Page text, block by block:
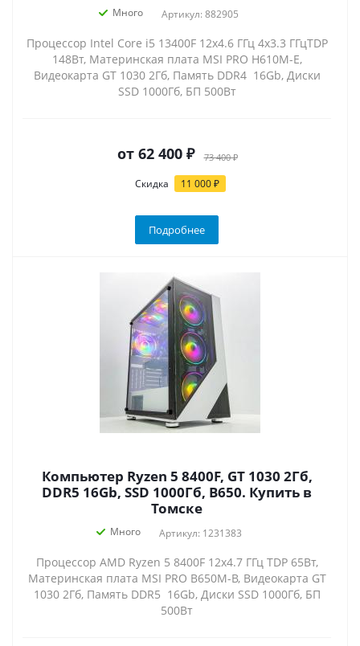
Много Артикул: 882905
Процессор Intel Core i5 13400F 12x4.6 ГГц 4x3.3 ГГцTDP
148Вт, Материнская плата MSI PRO H610M-E,
Видеокарта GT 1030 2Гб, Память DDR4 16Gb, Диски
SSD 1000Гб, БП 500Вт
от 62 400 ₽ 73 400 ₽
Скидка 11 000 ₽
Подробнее
Компьютер Ryzen 5 8400F, GT 1030 2Гб,
DDR5 16Gb, SSD 1000Гб, B650. Купить в
Томске
Много Артикул: 1231383
Процессор AMD Ryzen 5 8400F 12x4.7 ГГц TDP 65Вт,
Материнская плата MSI PRO B650M-B, Видеокарта GT
1030 2Гб, Память DDR5 16Gb, Диски SSD 1000Гб, БП
500Вт